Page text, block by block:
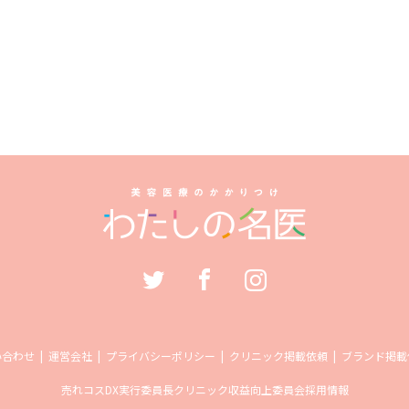
わせ 運営会社 プライバシーポリシー クリニック掲載依頼 ブランド掲
売れコスDX実行委員長クリニック収益向上委員会採用情報